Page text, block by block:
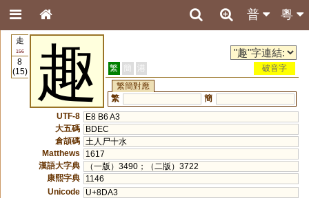
粵
普
走
156
8
(15)
趣 繁 簡 港
破音字
繁簡對應
繁
簡
UTF-8
E8 B6 A3
大五碼
BDEC
倉頡碼
土人尸十水
Matthews
1617
漢語大字典
（一版）3490；（二版）3722
康熙字典
1146
Unicode
U+8DA3